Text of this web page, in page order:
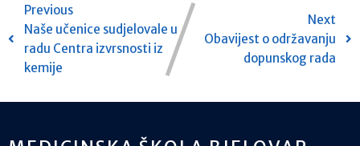
Previous
Naše učenice sudjelovale u
radu Centra izvrsnosti iz
kemije
Next
Obavijest o održavanju
dopunskog rada